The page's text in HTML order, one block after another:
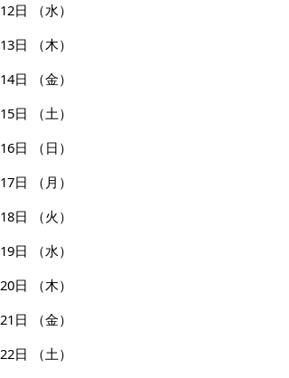
12日
（水）
13日
（木）
14日
（金）
15日
（土）
16日
（日）
17日
（月）
18日
（火）
19日
（水）
20日
（木）
21日
（金）
22日
（土）